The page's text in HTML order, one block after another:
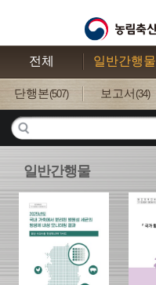
전체 일반간행물
단행본(507) 보고서 (34)
일반간행물